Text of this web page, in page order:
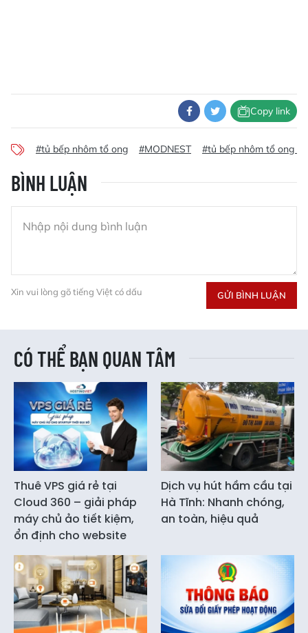
Copy link
#tủ bếp nhôm tổ ong #MODNEST #tủ bếp nhôm tổ ong
BÌNH LUẬN
Xin vui lòng gõ tiếng Việt có dấu GỬI BÌNH LUẬN
CÓ THỂ BẠN QUAN TÂM
Thuê VPS giá rẻ tại
Cloud 360 – giải pháp
máy chủ ảo tiết kiệm,
ổn định cho website
Dịch vụ hút hầm cầu tại
Hà Tĩnh: Nhanh chóng,
an toàn, hiệu quả